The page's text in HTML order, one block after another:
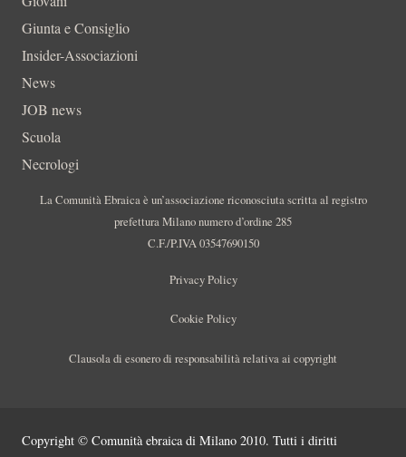
Giunta e Consiglio
Insider-Associazioni
News
JOB news
Scuola
Necrologi
La Comunità Ebraica è un’associazione riconosciuta scritta al registro
prefettura Milano numero d’ordine 285
C.F./P.IVA 03547690150
Privacy Policy
Cookie Policy
Clausola di esonero di responsabilità relativa ai copyright
Copyright © Comunità ebraica di Milano 2010. Tutti i diritti